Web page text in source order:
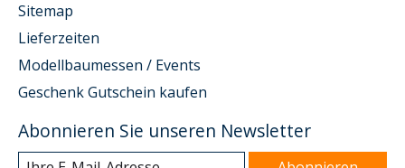
Sitemap
Lieferzeiten
Modellbaumessen / Events
Geschenk Gutschein kaufen
Abonnieren Sie unseren Newsletter